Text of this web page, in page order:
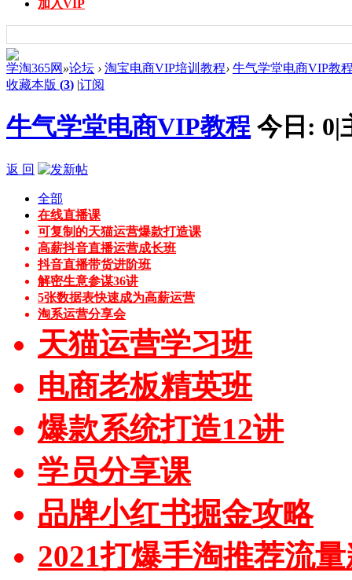
加入VIP
学淘365网 »论坛 › 淘宝电商VIP培训教程› 牛气学堂电商VIP教
收藏本版 (3) |订阅
牛气学堂电商VIP教程 今日: 0|
返 回
全部
在线直播课
可复制的天猫运营爆款打造课
高薪抖音直播运营成长班
抖音直播带货进阶班
解密生意参谋36讲
5张数据表快速成为高薪运营
淘系运营分享会
天猫运营学习班
电商老板精英班
爆款系统打造12讲
学员分享课
品牌小红书掘金攻略
2021打爆手淘推荐流